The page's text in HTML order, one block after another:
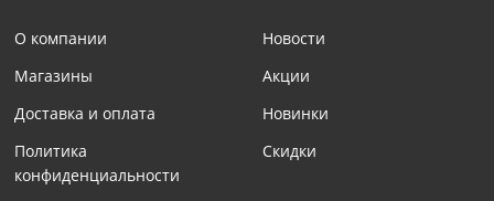
О компании
Магазины
Доставка и оплата
Политика
конфиденциальности
Новости
Акции
Новинки
Скидки